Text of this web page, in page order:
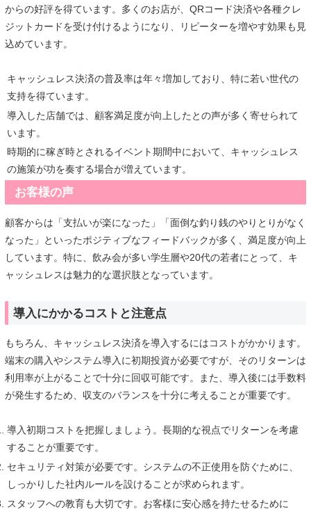
からの好評を得ています。多くのお店が、QRコード決済や各種クレ
ジットカードを受け付けるようになり、リピーターを増やす効果も見
込めています。
キャッシュレス決済の普及率は年々増加しており、特に若い世代の
支持を得ています。
導入した店舗では、顧客満足度が向上したとの声が多く寄せられて
います。
時期的に稼ぎ時とされるイベント期間中において、キャッシュレス
の施策が功を奏する場合が増えています。
お客様の声
顧客からは「支払いが楽になった」「面倒な釣り銭のやりとりがなく
なった」といったポジティブなフィードバックが多く、満足度が向上
しています。特に、飲み会が多い学生層や20代の若者にとって、キ
ャッシュレスは魅力的な選択肢となっています。
導入にかかるコストと注意点
もちろん、キャッシュレス決済を導入するにはコストがかかります。
端末の購入やシステム導入に初期投資が必要ですが、そのリターンは
利用率が上がることで十分に回収可能です。また、導入後には手数料
が発生するため、収支のバランスを十分に考えることが重要です。
導入初期コストを把握しましょう。長期的な視点でリターンを考慮
することが重要です。
セキュリティ対策が必要です。システムの不正使用を防ぐために、
しっかりした社内ルールを設けることが求められます。
スタッフへの教育も大切です。お客様に安心感を持たせるために